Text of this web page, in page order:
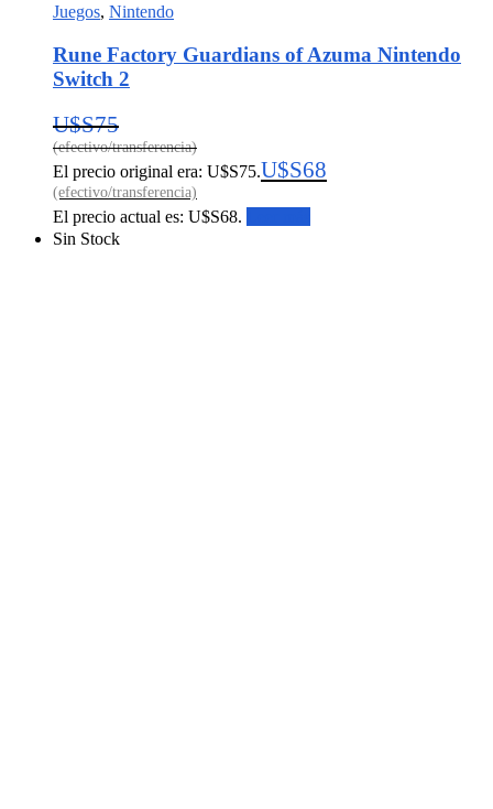
Juegos, Nintendo
Rune Factory Guardians of Azuma Nintendo
Switch 2
U$S75
El precio original era: U$S75.U$S68
El precio actual es: U$S68.
Sin Stock